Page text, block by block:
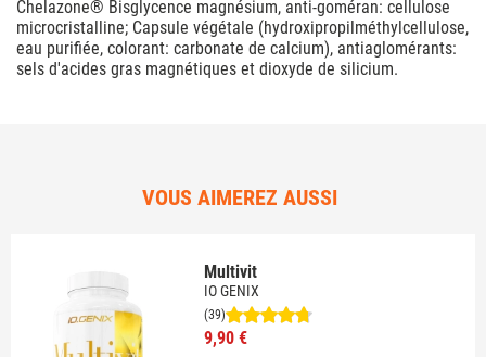
Chelazone® Bisglycence magnésium, anti-goméran: cellulose
microcristalline; Capsule végétale (hydroxipropilméthylcellulose,
eau purifiée, colorant: carbonate de calcium), antiaglomérants:
sels d'acides gras magnétiques et dioxyde de silicium.
VOUS AIMEREZ AUSSI
Multivit
IO GENIX
(39)
9,90 €